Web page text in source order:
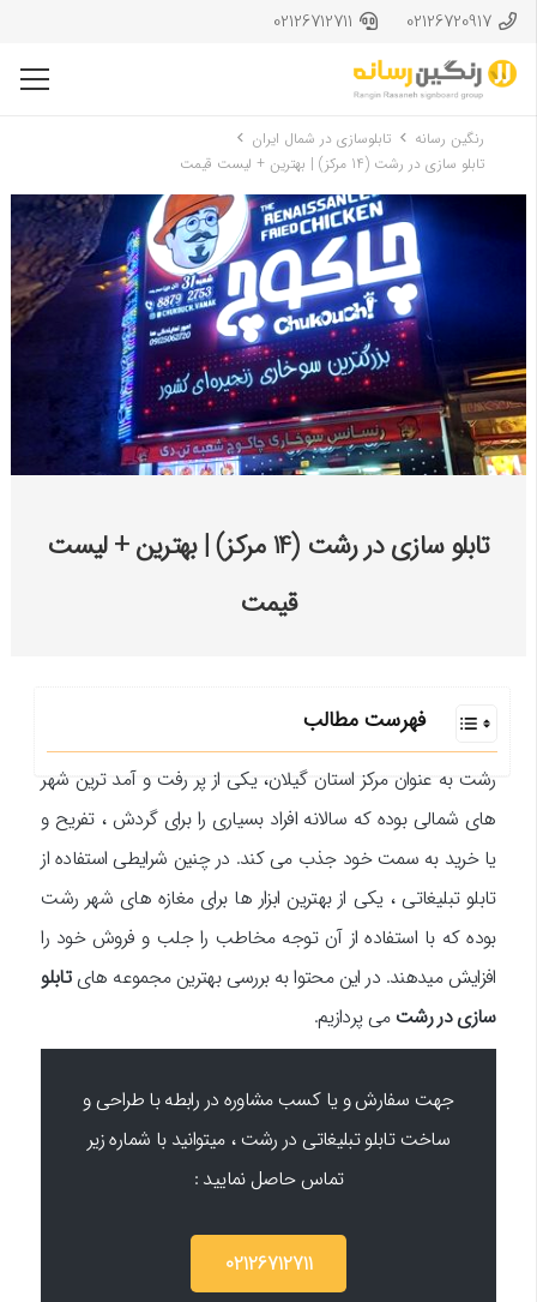
02126720917
02126712711
رنگین رسانه
تابلوسازی در شمال ایران
تابلو سازی در رشت (14 مرکز) | بهترین + لیست قیمت
تابلو سازی در رشت (14 مرکز) | بهترین + لیست
قیمت
فهرست مطالب
رشت به عنوان مرکز استان گیلان، یکی از پر رفت و آمد ترین شهر
های شمالی بوده که سالانه افراد بسیاری را برای گردش ، تفریح و
یا خرید به سمت خود جذب می کند. در چنین شرایطی استفاده از
تابلو تبلیغاتی ، یکی از بهترین ابزار ها برای مغازه های شهر رشت
بوده که با استفاده از آن توجه مخاطب را جلب و فروش خود را
افزایش میدهند. در این محتوا به بررسی بهترین مجموعه هایتابلو
سازی در رشت می پردازیم.
جهت سفارش و یا کسب مشاوره در رابطه با طراحی و
ساخت تابلو تبلیغاتی در رشت ، میتوانید با شماره زیر
تماس حاصل نمایید :
02126712711